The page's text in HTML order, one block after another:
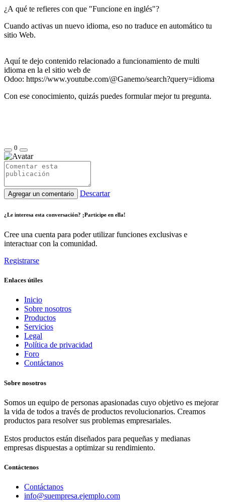
¿A qué te refieres con que "Funcione en inglés"?
Cuando activas un nuevo idioma, eso no traduce en automático tu
sitio Web.
Aquí te dejo contenido relacionado a funcionamiento de multi
idioma en la el sitio web de
Odoo: https://www.youtube.com/@Ganemo/search?query=idioma
Con ese conocimiento, quizás puedes formular mejor tu pregunta.
0
Agregar un comentario Descartar
¿Le interesa esta conversación? ¡Participe en ella!
Cree una cuenta para poder utilizar funciones exclusivas e
interactuar con la comunidad.
Registrarse
Enlaces útiles
Inicio
Sobre nosotros
Productos
Servicios
Legal
Política de privacidad
Foro
Contáctanos
Sobre nosotros
Somos un equipo de personas apasionadas cuyo objetivo es mejorar
la vida de todos a través de productos revolucionarios. Creamos
productos para resolver sus problemas empresariales.
Estos productos están diseñados para pequeñas y medianas
empresas dispuestas a optimizar su rendimiento.
Contáctenos
Contáctanos
info@suempresa.ejemplo.com